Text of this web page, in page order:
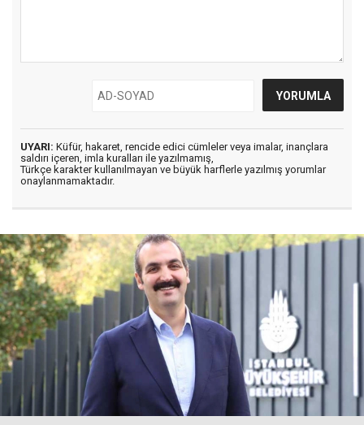
UYARI: Küfür, hakaret, rencide edici cümleler veya imalar, inançlara
saldırı içeren, imla kuralları ile yazılmamış,
Türkçe karakter kullanılmayan ve büyük harflerle yazılmış yorumlar
onaylanmamaktadır.